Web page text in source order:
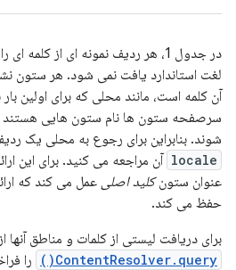
در جدول 1، هر ردیف نمونه ای از
لغت استاندارد یافت نمی شود. هر ستون
آن کلمه است، مانند محلی که برای اولین
سرصفحه ستون ها نام ستون هایی هستند
شوند. بنابراین برای رجوع به محلی یک
locale آن مراجعه می کنید. برای این
عنوان ستونکلید اصلی عمل می کند که
حفظ می کند.
برای دریافت لیستی از کلمات و مناطق آنها
ContentResolver.query() را